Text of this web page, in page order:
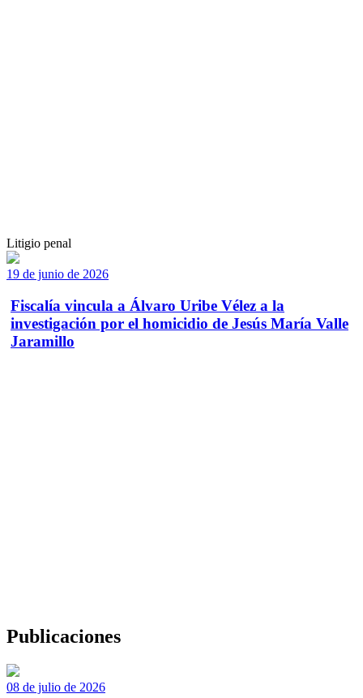
Litigio penal
19 de junio de 2026
Fiscalía vincula a Álvaro Uribe Vélez a la
investigación por el homicidio de Jesús María Valle
Jaramillo
Publicaciones
08 de julio de 2026